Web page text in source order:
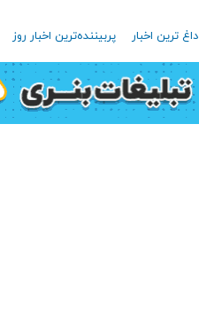
داغ ترین اخبار پربیننده‌ترین اخبار روز